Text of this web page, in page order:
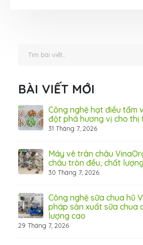
BÀI VIẾT MỚI
Công nghệ hạt điều tẩm
đột phá hương vị cho thị
31 Tháng 7, 2026
Máy vê trân châu
châu tròn đều, chất
30 Tháng 7, 2026
Công nghệ sữa chua hũ
pháp sản xuất sữa chua
lượng cao
29 Tháng 7, 2026